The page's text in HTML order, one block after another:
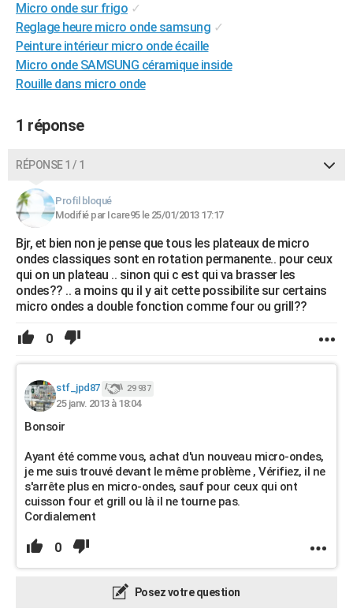
CARTE DE VOEUX
Carte de Noël
Carte Bonne année
Carte Saint-Valentin
Carte Pâques
Carte d'anniversaire
DICTIONNAIRE
Dictionnaire
Biographies
Citations
Expressions
Proverbes
PROGRAMME TV
COPAINS D'AVANT
Bricolage
Lifestyle
Culture
Sport
Auto
Television
Voyage
Cinema
Micro onde sur frigo ✓
Reglage heure micro onde samsung ✓
Peinture intérieur micro onde écaille
Micro onde SAMSUNG céramique inside
Rouille dans micro onde
1 réponse
RÉPONSE 1 / 1
Profil bloqué
Modifié par Icare95 le 25/01/2013 17:17
Bjr, et bien non je pense que tous les plateaux de micro
ondes classiques sont en rotation permanente.. pour ceux
qui on un plateau .. sinon qui c est qui va brasser les
ondes?? .. a moins qu il y ait cette possibilite sur certains
micro ondes a double fonction comme four ou grill??
0
stf_jpd87 29 937
25 janv. 2013 à 18:04
Bonsoir
Ayant été comme vous, achat d'un nouveau micro-ondes,
je me suis trouvé devant le même problème , Vérifiez, il ne
s'arrête plus en micro-ondes, sauf pour ceux qui ont
cuisson four et grill ou là il ne tourne pas.
Cordialement
0
Posez votre question